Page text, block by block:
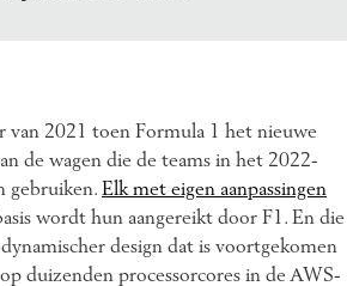
van 2021 toen Formula 1 het nieuwe
de wagen die de teams in het 2022-
gebruiken. Elk met eigen aanpassingen
wordt hun aangereikt door F1. En die
design dat is voortgekomen
duizenden processorcores in de AWS-